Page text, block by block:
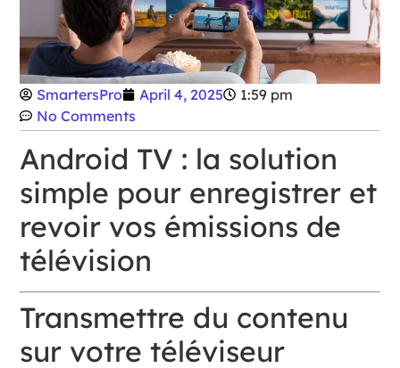
SmartersPro April 4, 2025
1:59 pm
No Comments
Android TV : la solution
simple pour enregistrer et
revoir vos émissions de
télévision
Transmettre du contenu
sur votre téléviseur